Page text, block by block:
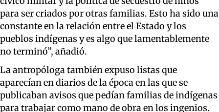
para ser criados por otras familias. Esto ha sido una
constante en la relación entre el Estado y los
pueblos indígenas y es algo que lamentablemente
no terminó”, añadió.
La antropóloga también expuso listas que
aparecían en diarios de la época en las que se
publicaban avisos que pedían familias de indígenas
para trabajar como mano de obra en los ingenios.